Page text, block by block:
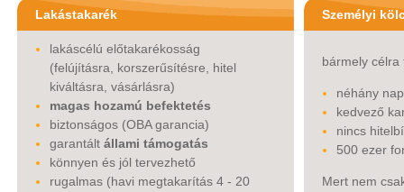
Lakástakarék
lakáscélú előtakarékosság
(felújításra, korszerűsítésre, hitel
kiváltásra, vásárlásra)
magas hozamú befektetés
biztonságos (OBA garancia)
garantált állami támogatás
könnyen és jól tervezhető
rugalmas (havi megtakarítás 4 - 20
Személyi
bármely célra
néhány
kedvező
nincs
500 ezer
Mert nem